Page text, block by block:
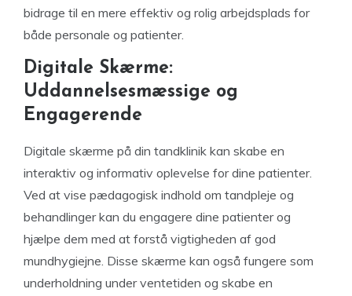
bidrage til en mere effektiv og rolig arbejdsplads for
både personale og patienter.
Digitale Skærme:
Uddannelsesmæssige og
Engagerende
Digitale skærme på din tandklinik kan skabe en
interaktiv og informativ oplevelse for dine patienter.
Ved at vise pædagogisk indhold om tandpleje og
behandlinger kan du engagere dine patienter og
hjælpe dem med at forstå vigtigheden af god
mundhygiejne. Disse skærme kan også fungere som
underholdning under ventetiden og skabe en